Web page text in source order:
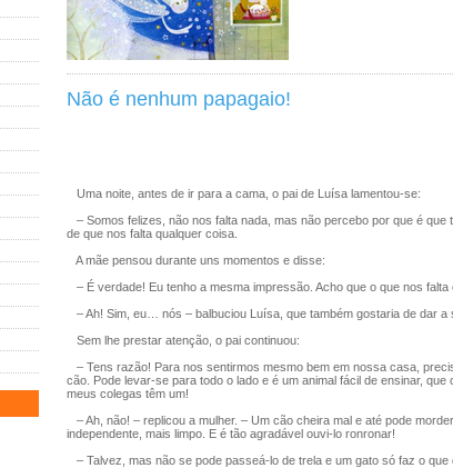
Não é nenhum papagaio!
Uma noite, antes de ir para a cama, o pai de Luísa lamentou-se:
– Somos felizes, não nos falta nada, mas não percebo por que é que
de que nos falta qualquer coisa.
A mãe pensou durante uns momentos e disse:
– É verdade! Eu tenho a mesma impressão. Acho que o que nos falta
– Ah! Sim, eu… nós – balbuciou Luísa, que também gostaria de dar a
Sem lhe prestar atenção, o pai continuou:
– Tens razão! Para nos sentirmos mesmo bem em nossa casa,
cão. Pode levar-se para todo o lado e é um animal fácil de ensinar,
meus colegas têm um!
– Ah, não! – replicou a mulher. – Um cão cheira mal e até pode
independente, mais limpo. E é tão agradável ouvi-lo ronronar!
– Talvez, mas não se pode passeá-lo de trela e um gato só faz o